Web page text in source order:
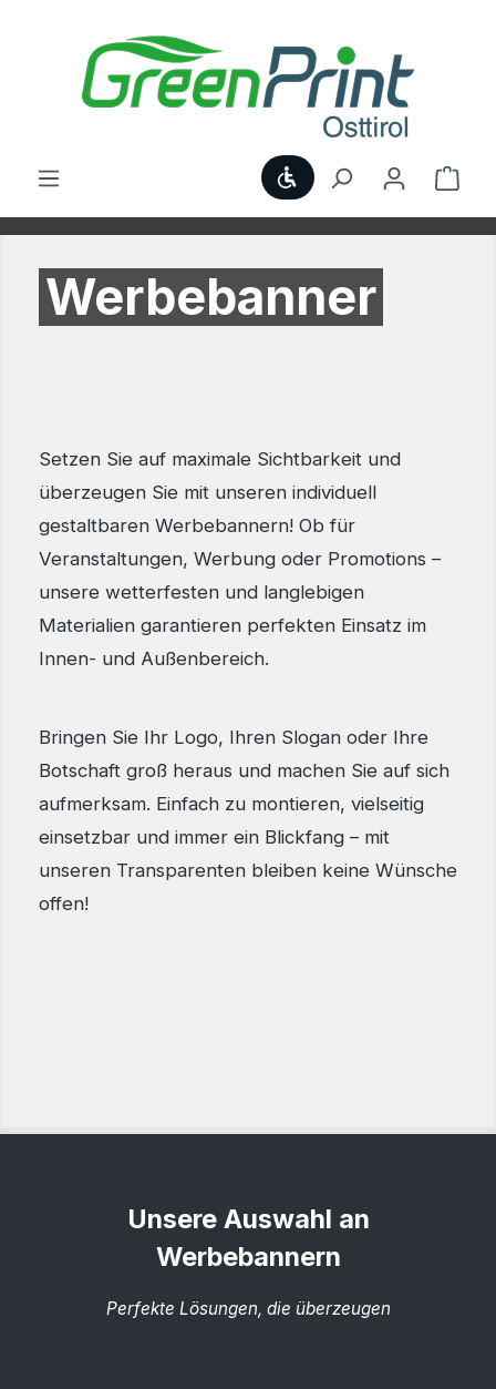
Werkzeugleiste
Werbebanner
Setzen Sie auf maximale Sichtbarkeit und
überzeugen Sie mit unseren individuell
gestaltbaren Werbebannern! Ob für
Veranstaltungen, Werbung oder Promotions –
unsere wetterfesten und langlebigen
Materialien garantieren perfekten Einsatz im
Innen- und Außenbereich.
Bringen Sie Ihr Logo, Ihren Slogan oder Ihre
Botschaft groß heraus und machen Sie auf sich
aufmerksam. Einfach zu montieren, vielseitig
einsetzbar und immer ein Blickfang – mit
unseren Transparenten bleiben keine Wünsche
offen!
Unsere Auswahl an
Werbebannern
Perfekte Lösungen, die überzeugen